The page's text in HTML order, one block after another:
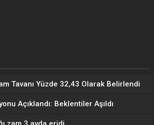
Tavanı Yüzde 32,43 Olarak Belirlendi
Açıklandı: Beklentiler Aşıldı